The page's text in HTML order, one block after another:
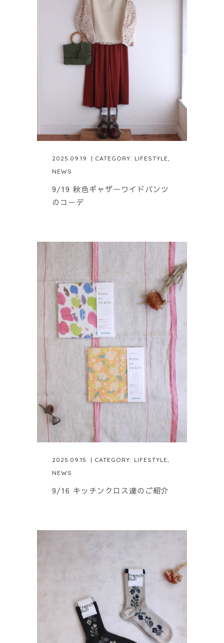
2025.09.19 | CATEGORY: LIFESTYLE,
NEWS
9/19 秋色ギャザーワイドパンツ
のコーデ
2025.09.15 | CATEGORY: LIFESTYLE,
NEWS
9/16 キッチンクロス達のご紹介